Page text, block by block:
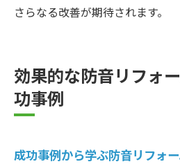
さらなる改善が期待されます。
効果的な防音リフォ
功事例
成功事例から学ぶ防音リフォ